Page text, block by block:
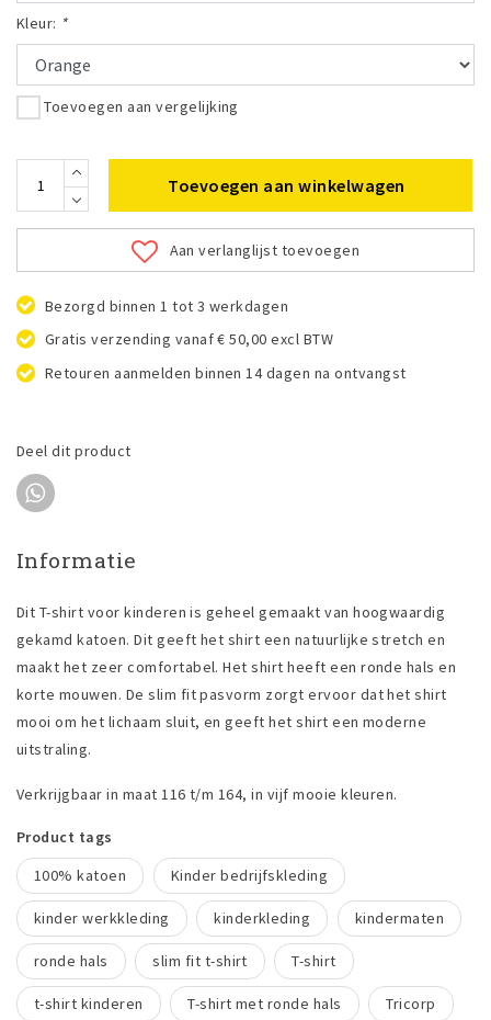
Kleur: *
Toevoegen aan vergelijking
Toevoegen aan winkelwagen
Aan verlanglijst toevoegen
Bezorgd binnen 1 tot 3 werkdagen
Gratis verzending vanaf € 50,00 excl BTW
Retouren aanmelden binnen 14 dagen na ontvangst
Deel dit product
Informatie
Dit T-shirt voor kinderen is geheel gemaakt van hoogwaardig
gekamd katoen. Dit geeft het shirt een natuurlijke stretch en
maakt het zeer comfortabel. Het shirt heeft een ronde hals en
korte mouwen. De slim fit pasvorm zorgt ervoor dat het shirt
mooi om het lichaam sluit, en geeft het shirt een moderne
uitstraling.
Verkrijgbaar in maat 116 t/m 164, in vijf mooie kleuren.
Product tags
100% katoen
Kinder bedrijfskleding
kinder werkkleding kinderkleding kindermaten
ronde hals slim fit t-shirt T-shirt
t-shirt kinderen T-shirt met ronde hals Tricorp